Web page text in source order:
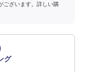
ございます。詳しい購
グ